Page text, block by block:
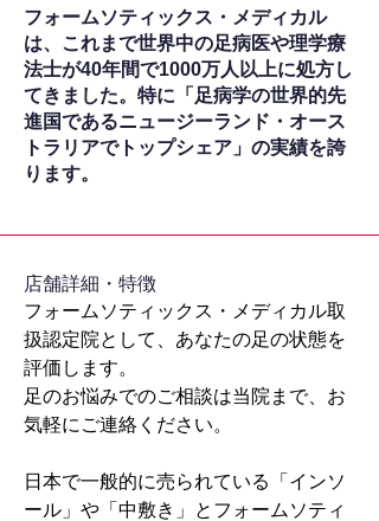
フォームソティックス・メディカル
は、これまで世界中の足病医や理学療
法士が40年間で1000万人以上に処方し
てきました。特に「足病学の世界的先
進国であるニュージーランド・オース
トラリアでトップシェア」の実績を誇
ります。
​店舗詳細・特徴
フォームソティックス・メディカル取
扱認定院として、あなたの足の状態を
評価します。
足のお悩みでのご相談は当院まで、お
気軽にご連絡ください。
日本で一般的に売られている「インソ
ール」や「中敷き」とフォームソティ